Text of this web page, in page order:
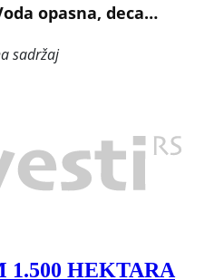
opasna, deca
sadržaj